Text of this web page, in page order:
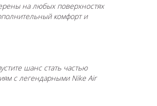
на любых поверхностях
комфорт и
шанс стать частью
с легендарными Nike Air